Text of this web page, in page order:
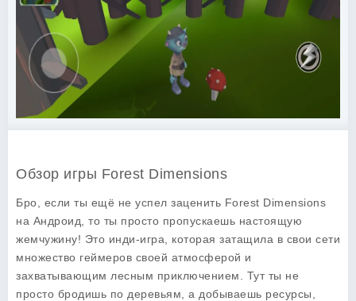
Обзор игры Forest Dimensions
Бро, если ты ещё не успел заценить Forest Dimensions
на Андроид, то ты просто пропускаешь настоящую
жемчужину! Это инди-игра, которая затащила в свои сети
множество геймеров своей атмосферой и
захватывающим лесным приключением. Тут ты не
просто бродишь по деревьям, а добываешь ресурсы,